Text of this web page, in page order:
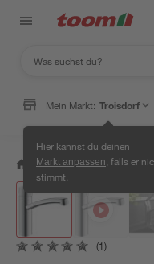
Mein Markt: Troisdorf
Hier kannst du deinen
Markt anpassen , falls er
stimmt.
/ Wohnen & Haushalt /
(1)